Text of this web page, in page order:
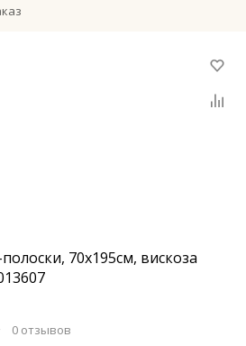
70х195см, вискоза
0 отзывов